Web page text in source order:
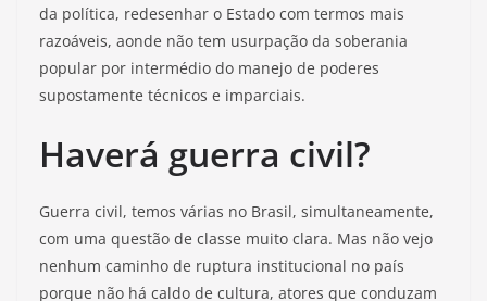
da política, redesenhar o Estado com termos mais
razoáveis, aonde não tem usurpação da soberania
popular por intermédio do manejo de poderes
supostamente técnicos e imparciais.
Haverá guerra civil?
Guerra civil, temos várias no Brasil, simultaneamente,
com uma questão de classe muito clara. Mas não vejo
nenhum caminho de ruptura institucional no país
porque não há caldo de cultura, atores que conduzam